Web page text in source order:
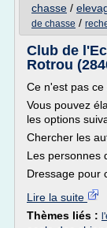
chasse /
de chasse /
Club de
Rotrou
Ce n'est pas
Vous pouvez
les options
Chercher les
Les personnes
Dressage pour
Lire la suite
Thèmes liés :